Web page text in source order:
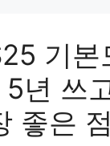
기본
년 쓰
좋은 점